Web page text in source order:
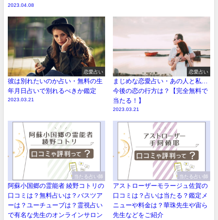
2023.04.08
恋愛占い
彼は別れたいのか占い・無料の生
年月日占いで別れるべきか鑑定
2023.03.21
恋愛占い
まじめな恋愛占い・あの人と私…
今後の恋の行方は？【完全無料で
当たる！】
2023.03.21
当たる占い師
阿蘇小国郷の霊能者 綾野コトリの
口コミは？無料占いは？バスツア
ーは？ユーチューブは？霊視占い
で有名な先生のオンラインサロン
当たる占い師
アストローザーモラージュ佐賀の
口コミは？占いは当たる？鑑定メ
ニューや料金は？華珠先生や宙ら
先生などをご紹介